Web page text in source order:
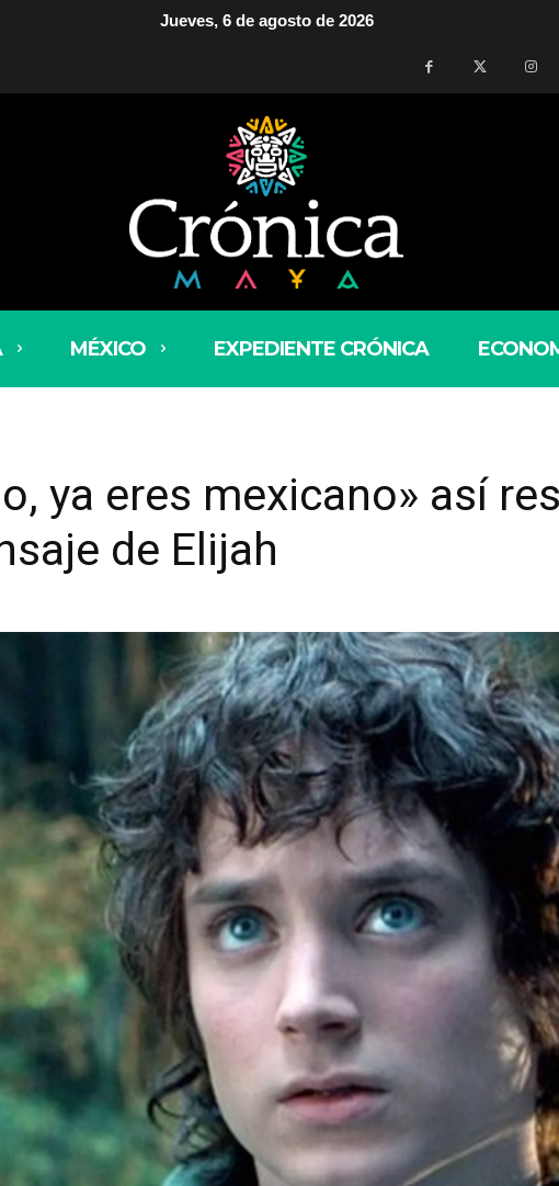
Jueves, 6 de agosto de 2026
MÉXICO EXPEDIENTE CRÓNICA
ya eres mexicano» así
de Elijah